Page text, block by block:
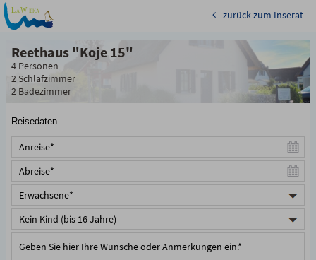
zurück zum Inserat
Reethaus "Koje 15"
4 Personen
2 Schlafzimmer
2 Badezimmer
Reisedaten